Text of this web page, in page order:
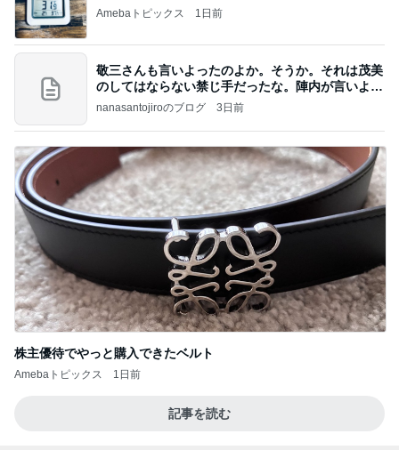
Amebaトピックス 1日前
敬三さんも言いよったのよか。そうか。それは茂美
のしてはならない禁じ手だったな。陣内が言いよる
のよ
nanasantojiroのブログ 3日前
株主優待でやっと購入できたベルト
Amebaトピックス 1日前
記事を読む